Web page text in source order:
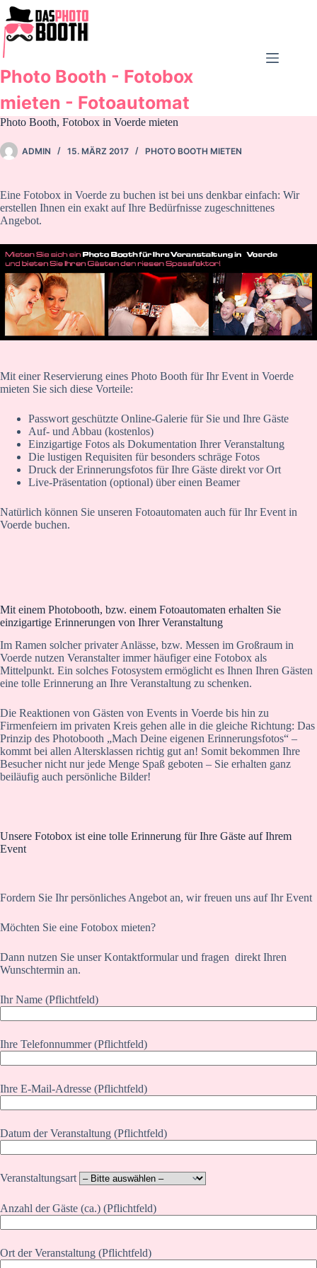
Zum
Inhalt
springen
Photo Booth - Fotobox
mieten - Fotoautomat
Photo Booth, Fotobox in Voerde mieten
ADMIN 15. MÄRZ 2017 PHOTO BOOTH MIETEN
Eine Fotobox in Voerde zu buchen ist bei uns denkbar einfach: Wir
erstellen Ihnen ein exakt auf Ihre Bedürfnisse zugeschnittenes
Angebot.
Mit einer Reservierung eines Photo Booth für Ihr Event in Voerde
mieten Sie sich diese Vorteile:
Passwort geschützte Online-Galerie für Sie und Ihre Gäste
Auf- und Abbau (kostenlos)
Einzigartige Fotos als Dokumentation Ihrer Veranstaltung
Die lustigen Requisiten für besonders schräge Fotos
Druck der Erinnerungsfotos für Ihre Gäste direkt vor Ort
Live-Präsentation (optional) über einen Beamer
Natürlich können Sie unseren Fotoautomaten auch für Ihr Event in
Voerde buchen.
Mit einem Photobooth, bzw. einem Fotoautomaten erhalten Sie
einzigartige Erinnerungen von Ihrer Veranstaltung
Im Ramen solcher privater Anlässe, bzw. Messen im Großraum in
Voerde nutzen Veranstalter immer häufiger eine Fotobox als
Mittelpunkt. Ein solches Fotosystem ermöglicht es Ihnen Ihren Gästen
eine tolle Erinnerung an Ihre Veranstaltung zu schenken.
Die Reaktionen von Gästen von Events in Voerde bis hin zu
Firmenfeiern im privaten Kreis gehen alle in die gleiche Richtung: Das
Prinzip des Photobooth „Mach Deine eigenen Erinnerungsfotos“ –
kommt bei allen Altersklassen richtig gut an! Somit bekommen Ihre
Besucher nicht nur jede Menge Spaß geboten – Sie erhalten ganz
beiläufig auch persönliche Bilder!
Unsere Fotobox ist eine tolle Erinnerung für Ihre Gäste auf Ihrem
Event
Fordern Sie Ihr persönliches Angebot an, wir freuen uns auf Ihr Event
Möchten Sie eine Fotobox mieten?
Dann nutzen Sie unser Kontaktformular und fragen direkt Ihren
Wunschtermin an.
Ihr Name (Pflichtfeld)
Ihre Telefonnummer (Pflichtfeld)
Ihre E-Mail-Adresse (Pflichtfeld)
Datum der Veranstaltung (Pflichtfeld)
Veranstaltungsart
Anzahl der Gäste (ca.) (Pflichtfeld)
Ort der Veranstaltung (Pflichtfeld)